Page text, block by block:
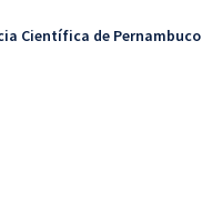
Científica de Pernambuco